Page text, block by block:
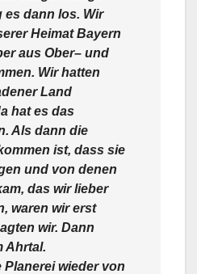
es dann los. Wir
Heimat Bayern
aus Ober– und
Wir hatten
Land
hat es das
Als dann die
ist, dass sie
und von denen
das wir lieber
waren wir erst
wir. Dann
Ahrtal.
wieder von